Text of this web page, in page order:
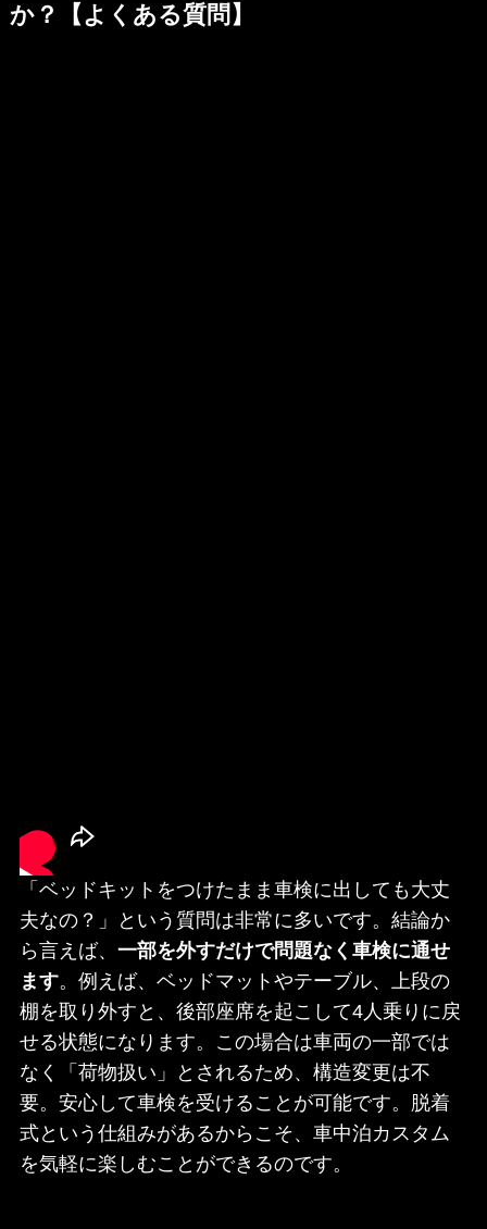
か？【よくある質問】
「ベッドキットをつけたまま車検に出しても大丈
夫なの？」という質問は非常に多いです。結論か
ら言えば、 一部を外すだけで問題なく車検に通せ
ます。例えば、ベッドマットやテーブル、上段の
棚を取り外すと、後部座席を起こして4人乗りに戻
せる状態になります。この場合は車両の一部では
なく「荷物扱い」とされるため、構造変更は不
要。安心して車検を受けることが可能です。脱着
式という仕組みがあるからこそ、車中泊カスタム
を気軽に楽しむことができるのです。